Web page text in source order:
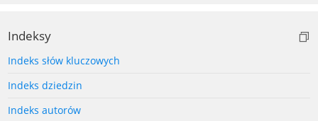
Indeksy
Indeks słów kluczowych
Indeks dziedzin
Indeks autorów